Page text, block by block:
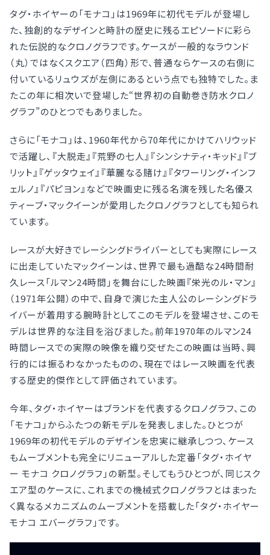
タグ・ホイヤーの「モナコ」は1969年に初代モデルが登場し
た、独創的なデザインと時計の歴史に残るエピソードに彩ら
れた伝説的なクロノグラフです。ケースが一般的なラウンド
（丸）ではなくスクエア（四角）形で、普通ならケースの右側に
付いているリュウズが左側にあるという点でも独特でした。ま
たこの年に相次いで登場した“世界初の自動巻き防水クロノ
グラフ”のひとつでもありました。
さらに「モナコ」は、1960年代から70年代にかけてハリウッド
で活躍し、『大脱走』『荒野の七人』『シンシナティ・キッド』『ブ
リット』『ゲッタウェイ』『華麗なる賭け』『タワーリング・インフ
ェルノ』『パピヨン』などで映画史に残る名演を残した名優ス
ティーブ・マックイーンが愛用したクロノグラフとしても知られ
ています。
レースが大好きでレーシングドライバーとしても実際にレース
に出走していたマックイーンは、世界で最も過酷な24時間耐
久レース「ルマン24時間」を舞台にした映画『栄光のル・マン』
（1971年公開）の中で、自身で演じた主人公のレーシングドラ
イバーが着用する腕時計としてこのモデルを登場させ、このモ
デルは世界的な注目を浴びました。前年1970年のルマン24
時間レースでの実際の映像を織り交ぜたこの映画は当時、興
行的には振るわなかったものの、現在ではレース映画を代表
する歴史的傑作として評価されています。
今年、タグ・ホイヤーはブランドを代表するクロノグラフ、この
「モナコ」からふたつの新モデルを発表しました。ひとつが
1969年の初代モデルのデザインを忠実に継承しつつ、ケース
もムーブメントも完全にリニューアルした定番「タグ・ホイヤ
ー モナコ クロノグラフ」の新型。そしてもうひとつが、同じスク
エア型のケースに、これまでの機械式クロノグラフとはまった
く異なるメカニズムのムーブメントを搭載した「タグ・ホイヤー
モナコ エバーグラフ」です。